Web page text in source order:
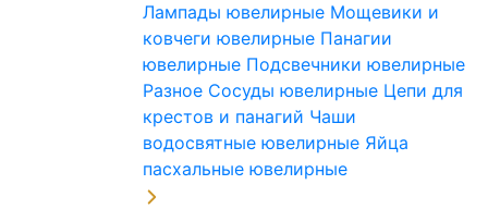
Лампады ювелирные Мощевики и
ковчеги ювелирные Панагии
ювелирные Подсвечники ювелирные
Разное Сосуды ювелирные Цепи для
крестов и панагий Чаши
водосвятные ювелирные Яйца
пасхальные ювелирные